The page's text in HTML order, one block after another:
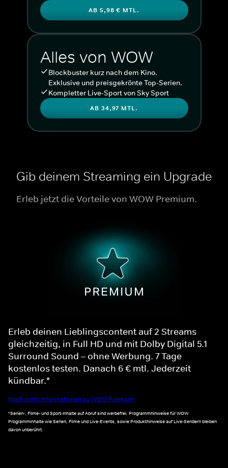
AB 5,98 € MTL.
Alles von WOW
Blockbuster kurz nach dem Kino.
Exklusive und preisgekrönte Top-Serien.
Kompletter Live-Sport von Sky Sport
AB 34,97 MTL.
Gib deinem Streaming ein Upgrade
Erleb jetzt die Vorteile von WOW Premium.
Erleb deinen Lieblingscontent auf 2 Streams
gleichzeitig, in Full HD und mit Dolby Digital 5.1
Surround Sound – ohne Werbung. 7 Tage
kostenlos testen. Danach 6 € mtl. Jederzeit
kündbar.*
Noch mehr Informationen zu WOW Premium
*Serien-, Filme- und Sport-Inhalte auf Abruf sind werbefrei. Programmhinweise für WOW
Programminhalte wie Serien, Filme und Live-Events, sowie Produkthinweise auf Live-Sendern bleiben
davon unberührt.